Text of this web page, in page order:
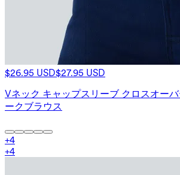
$26.95 USD$27.95 USD
Vネック キャップスリーブ クロスオー
ークブラウス
+4
+4